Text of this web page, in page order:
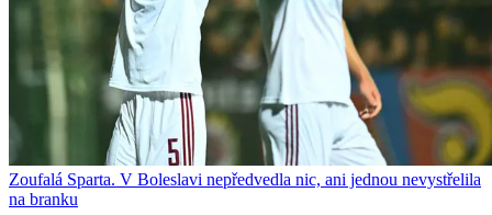
Zoufalá Sparta. V Boleslavi nepředvedla nic, ani jednou nevystřelila
na branku